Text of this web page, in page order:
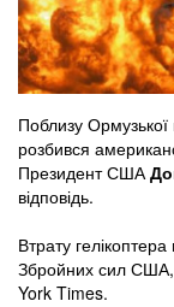
Поблизу
розбився
Президент США
відповідь.
Втрату
Збройних сил
York Times.